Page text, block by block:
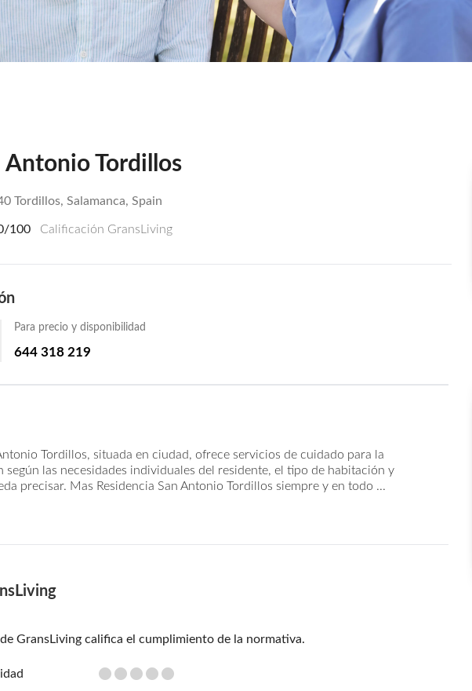
Antonio Tordillos
Tordillos, Salamanca, Spain
/100 Calificación GransLiving
Para precio y disponibilidad
644 318 219
Tordillos, situada en ciudad, ofrece servicios de cuidado para la
según las necesidades individuales del residente, el tipo de habitación y
precisar. Mas Residencia San Antonio Tordillos siempre y en todo ...
GransLiving califica el cumplimiento de la normativa.